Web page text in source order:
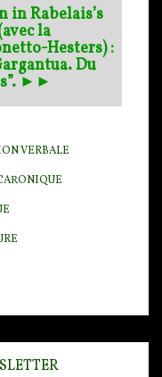
in Rabelais’s
la
Hesters) :
Du
►►
VERBALE